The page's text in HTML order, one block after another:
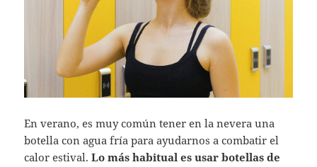
En verano, es muy común tener en la nevera una
botella con agua fría para ayudarnos a combatir el
calor estival.Lo más habitual es usar botellas de